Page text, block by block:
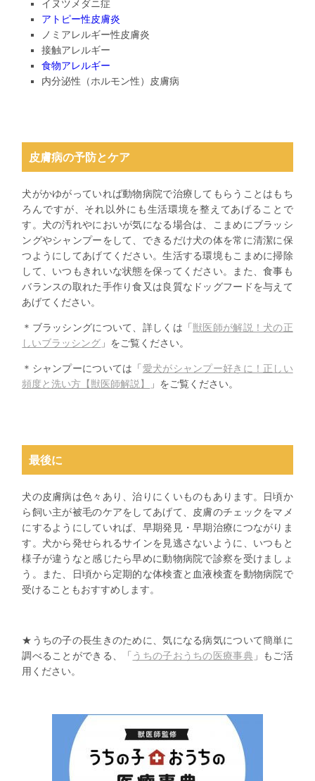
イヌツメダニ症
アトピー性皮膚炎
ノミアレルギー性皮膚炎
接触アレルギー
食物アレルギー
内分泌性（ホルモン性）皮膚病
皮膚病の予防とケア
犬がかゆがっていれば動物病院で治療してもらうことはもち
ろんですが、それ以外にも生活環境を整えてあげることで
す。犬の汚れやにおいが気になる場合は、こまめにブラッシ
ングやシャンプーをして、できるだけ犬の体を常に清潔に保
つようにしてあげてください。生活する環境もこまめに掃除
して、いつもきれいな状態を保ってください。また、食事も
バランスの取れた手作り食又は良質なドッグフードを与えて
あげてください。
＊ブラッシングについて、詳しくは「獣医師が解説！犬の正
しいブラッシング 」をご覧ください。
＊シャンプーについては「 愛犬がシャンプー好きに！正しい
頻度と洗い方【獣医師解説】
」をご覧ください。
最後に
犬の皮膚病は色々あり、治りにくいものもあります。日頃か
ら飼い主が被毛のケアをしてあげて、皮膚のチェックをマメ
にするようにしていれば、早期発見・早期治療につながりま
す。犬から発せられるサインを見逃さないように、いつもと
様子が違うなと感じたら早めに動物病院で診察を受けましょ
う。また、日頃から定期的な体検査と血液検査を動物病院で
受けることもおすすめします。
★うちの子の長生きのために、気になる病気について簡単に
調べることができる、「 うちの子おうちの医療事典 」もご活
用ください。